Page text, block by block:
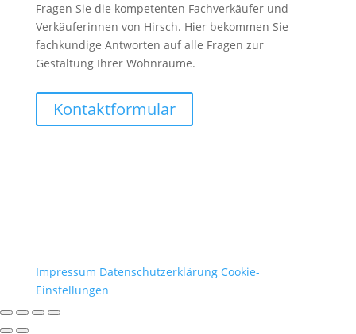
Fragen Sie die kompetenten Fachverkäufer und
Verkäuferinnen von Hirsch. Hier bekommen Sie
fachkundige Antworten auf alle Fragen zur
Gestaltung Ihrer Wohnräume.
Kontaktformular
Impressum Datenschutzerklärung Cookie-
Einstellungen